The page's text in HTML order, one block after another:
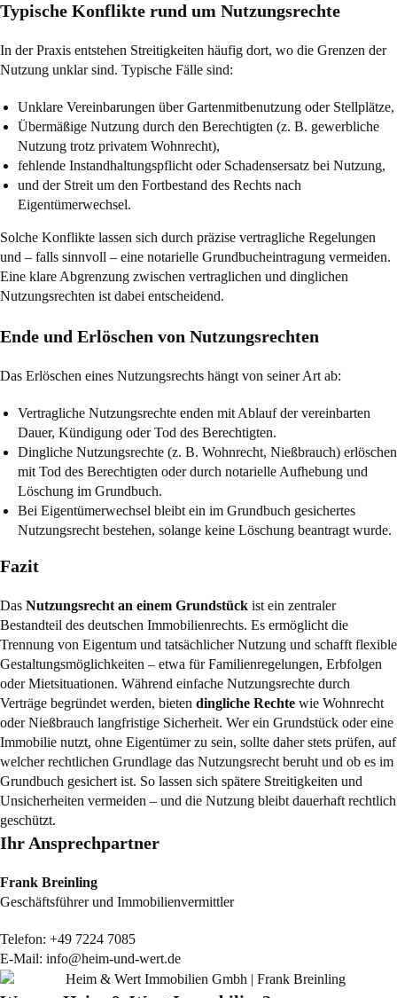
Typische Konflikte rund um Nutzungsrechte
In der Praxis entstehen Streitigkeiten häufig dort, wo die Grenzen der
Nutzung unklar sind. Typische Fälle sind:
Unklare Vereinbarungen über Gartenmitbenutzung oder Stellplätze,
Übermäßige Nutzung durch den Berechtigten (z. B. gewerbliche
Nutzung trotz privatem Wohnrecht),
fehlende Instandhaltungspflicht oder Schadensersatz bei Nutzung,
und der Streit um den Fortbestand des Rechts nach
Eigentümerwechsel.
Solche Konflikte lassen sich durch präzise vertragliche Regelungen
und – falls sinnvoll – eine notarielle Grundbucheintragung vermeiden.
Eine klare Abgrenzung zwischen vertraglichen und dinglichen
Nutzungsrechten ist dabei entscheidend.
Ende und Erlöschen von Nutzungsrechten
Das Erlöschen eines Nutzungsrechts hängt von seiner Art ab:
Vertragliche Nutzungsrechte enden mit Ablauf der vereinbarten
Dauer, Kündigung oder Tod des Berechtigten.
Dingliche Nutzungsrechte (z. B. Wohnrecht, Nießbrauch) erlöschen
mit Tod des Berechtigten oder durch notarielle Aufhebung und
Löschung im Grundbuch.
Bei Eigentümerwechsel bleibt ein im Grundbuch gesichertes
Nutzungsrecht bestehen, solange keine Löschung beantragt wurde.
Fazit
Das Nutzungsrecht an einem Grundstück ist ein zentraler
Bestandteil des deutschen Immobilienrechts. Es ermöglicht die
Trennung von Eigentum und tatsächlicher Nutzung und schafft flexible
Gestaltungsmöglichkeiten – etwa für Familienregelungen, Erbfolgen
oder Mietsituationen. Während einfache Nutzungsrechte durch
Verträge begründet werden, bieten dingliche Rechte wie Wohnrecht
oder Nießbrauch langfristige Sicherheit. Wer ein Grundstück oder eine
Immobilie nutzt, ohne Eigentümer zu sein, sollte daher stets prüfen, auf
welcher rechtlichen Grundlage das Nutzungsrecht beruht und ob es im
Grundbuch gesichert ist. So lassen sich spätere Streitigkeiten und
Unsicherheiten vermeiden – und die Nutzung bleibt dauerhaft rechtlich
geschützt.
Ihr Ansprechpartner
Frank Breinling
Geschäftsführer und Immobilienvermittler
Telefon: +49 7224 7085
E-Mail: info@heim-und-wert.de